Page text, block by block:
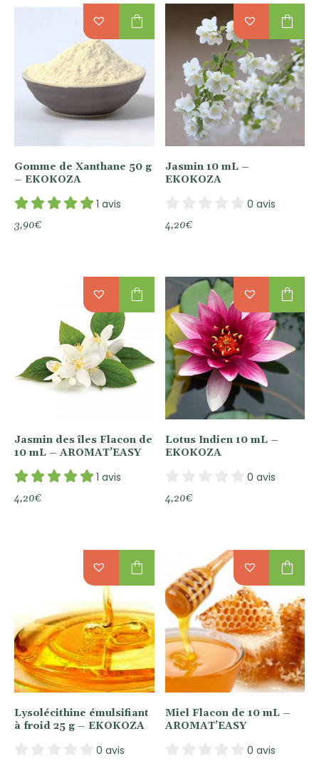
Gomme de Xanthane 50 g
– EKOKOZA
1 avis
3,90€
shopping_bag
Jasmin 10 mL –
EKOKOZA
0 avis
4,20€
shopping_bag
Jasmin des îles Flacon de
10 mL – AROMAT’EASY
1 avis
4,20€
shopping_bag
Lotus Indien 10 mL –
EKOKOZA
0 avis
4,20€
shopping_bag
Lysolécithine émulsifiant
à froid 25 g – EKOKOZA
0 avis
shopping_bag
Miel Flacon de 10 mL –
AROMAT’EASY
0 avis
shopping_bag